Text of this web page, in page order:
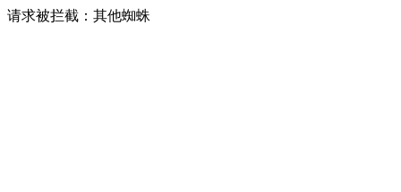
请求被拦截：其他蜘蛛